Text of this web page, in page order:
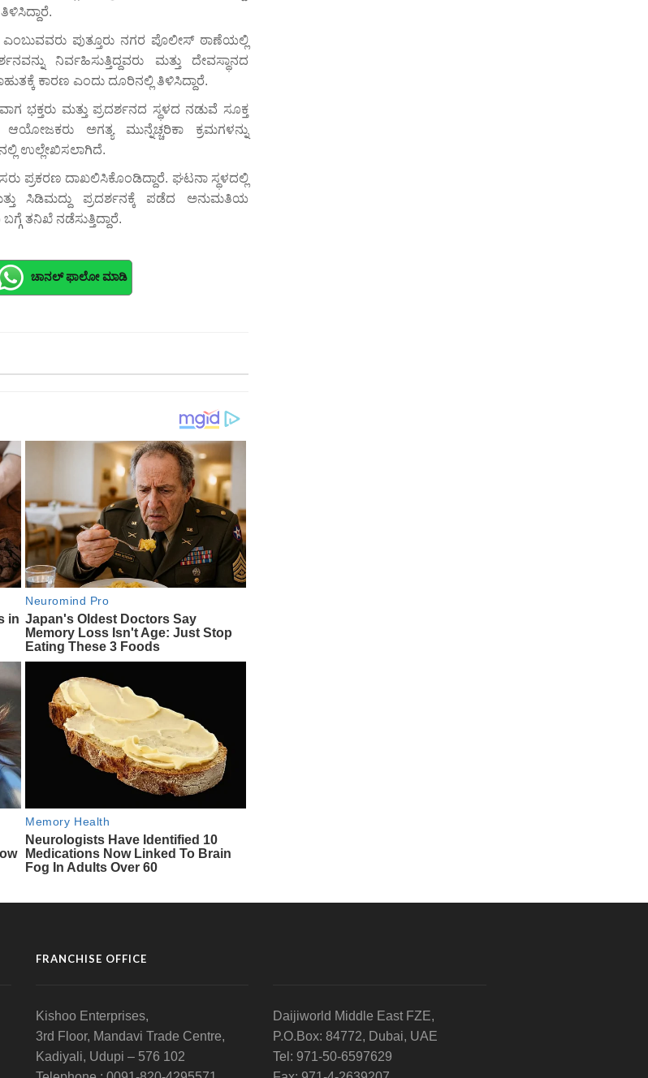
ಪುತ್ತೂರು ನಗರ ಪೊಲೀಸ್ ಠಾಣೆಯಲ್ಲಿ
ನಿರ್ವಹಿಸುತ್ತಿದ್ದವರು ಮತ್ತು ದೇವಸ್ಥಾನದ
ಕಾರಣ ಎಂದು ದೂರಿನಲ್ಲಿ ತಿಳಿಸಿದ್ದಾರೆ.
ಭಕ್ತರು ಮತ್ತು ಪ್ರದರ್ಶನದ ಸ್ಥಳದ ನಡುವೆ ಸೂಕ್ತ
ಅಗತ್ಯ ಮುನ್ನೆಚ್ಚರಿಕಾ ಕ್ರಮಗಳನ್ನು
ಉಲ್ಲೇಖಿಸಲಾಗಿದೆ.
ಪ್ರಕರಣ ದಾಖಲಿಸಿಕೊಂಡಿದ್ದಾರೆ. ಘಟನಾ ಸ್ಥಳದಲ್ಲಿ
ಸಿಡಿಮದ್ದು ಪ್ರದರ್ಶನಕ್ಕೆ ಪಡೆದ ಅನುಮತಿಯ
ತನಿಖೆ ನಡೆಸುತ್ತಿದ್ದಾರೆ.
ಚಾನಲ್ ಫಾಲೋ ಮಾಡಿ
FRANCHISE OFFICE
Kishoo Enterprises,
3rd Floor, Mandavi Trade Centre,
Kadiyali, Udupi – 576 102
Daijiworld Middle East FZE,
P.O.Box: 84772, Dubai, UAE
Tel: 971-50-6597629